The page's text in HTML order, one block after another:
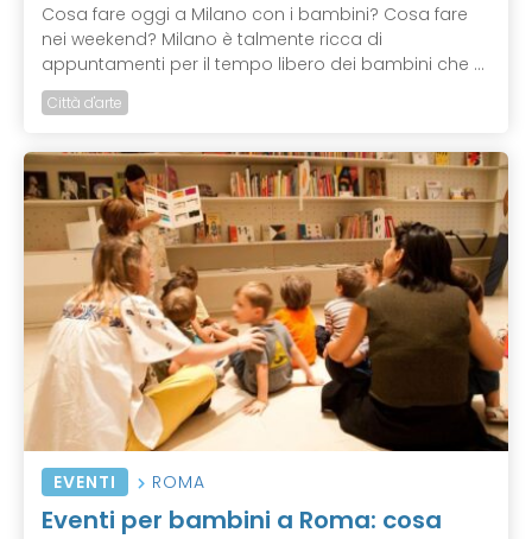
Cosa fare oggi a Milano con i bambini? Cosa fare
nei weekend? Milano è talmente ricca di
appuntamenti per il tempo libero dei bambini che ...
Città d'arte
EVENTI ROMA
Eventi per bambini a Roma: cosa